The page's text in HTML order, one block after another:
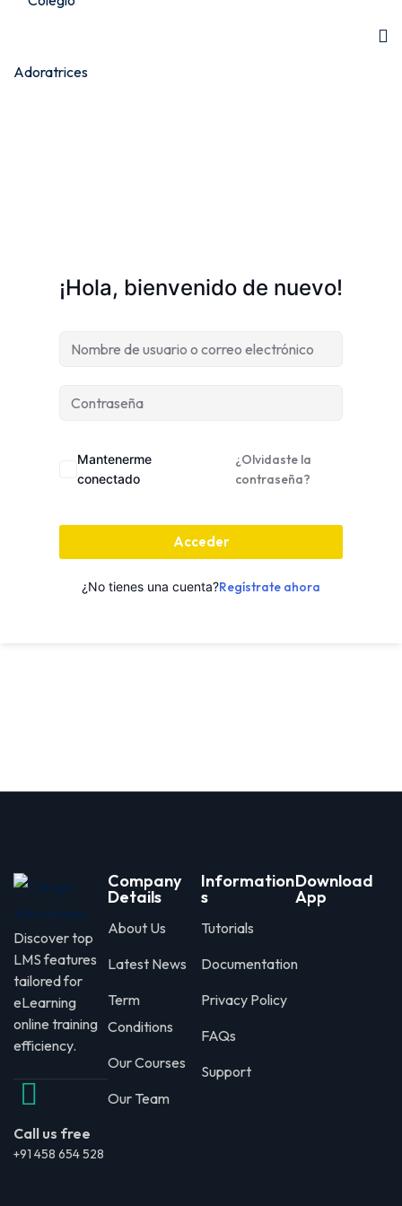
¡Hola, bienvenido de nuevo!
Mantenerme
conectado
¿Olvidaste la
contraseña?
Acceder
¿No tienes una cuenta?Regístrate ahora
Discover top
LMS features
tailored for
eLearning
online training
efficiency.
Call us free
+91 458 654 528
Company
Details
About Us
Latest News
Term
Conditions
Our Courses
Our Team
Information
s
Tutorials
Documentation
Privacy Policy
FAQs
Support
Download
App